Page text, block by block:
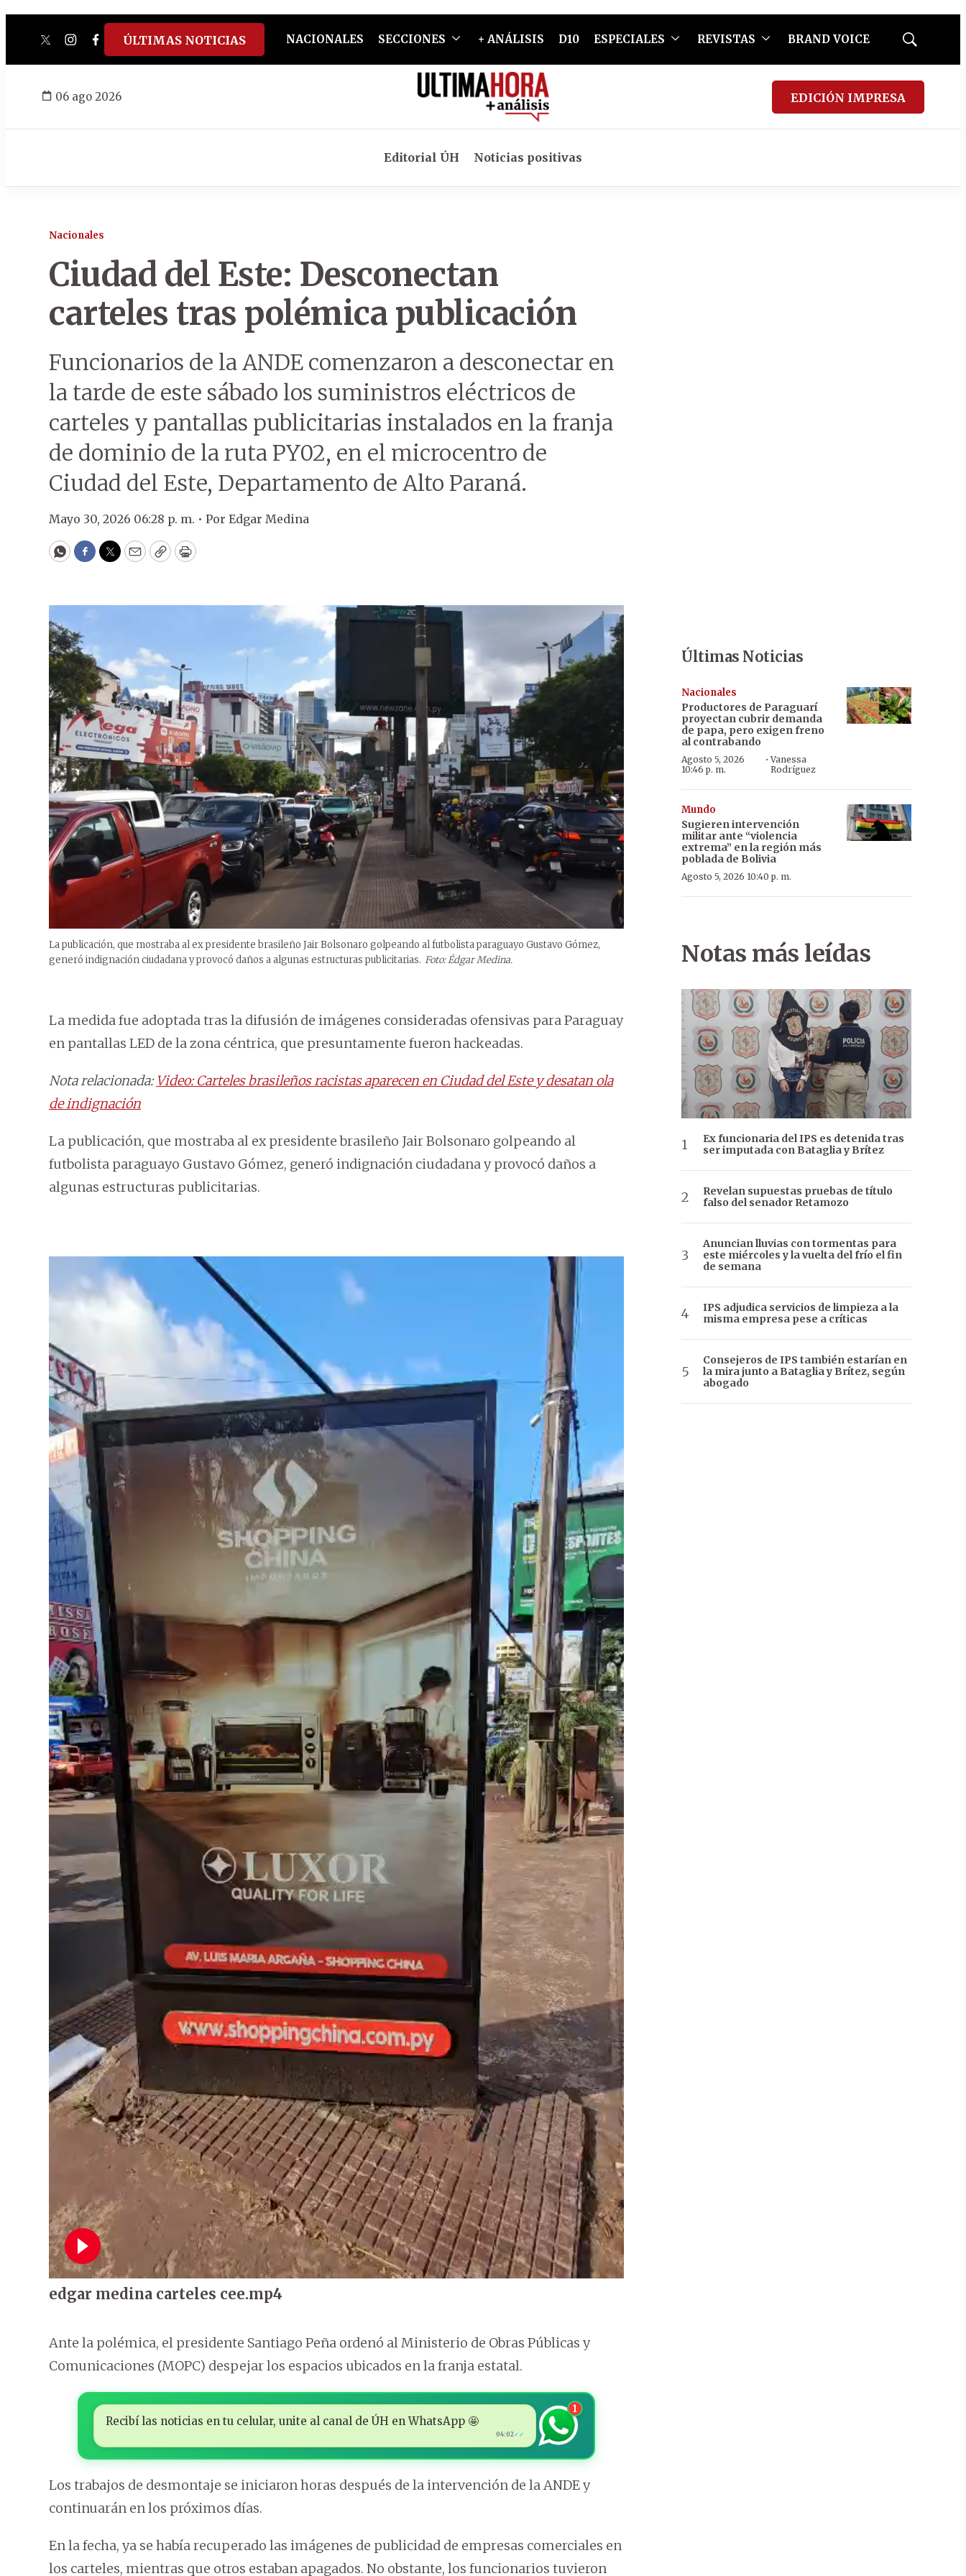
twitterinstagram
facebook
tiktokyoutube
spotify
ÚLTIMAS NOTICIAS NACIONALES SECCIONES + ANÁLISIS D10 ESPECIALES REVISTAS BRAND VOICE
Mostrar
06 ago 2026 EDICIÓN IMPRESA
Editorial ÚH Noticias positivas
Nacionales
Ciudad del Este: Desconectan
carteles tras polémica publicación
Funcionarios de la ANDE comenzaron a desconectar en
la tarde de este sábado los suministros eléctricos de
carteles y pantallas publicitarias instalados en la franja
de dominio de la ruta PY02, en el microcentro de
Ciudad del Este, Departamento de Alto Paraná.
Mayo 30, 2026 06:28 p. m. • Por Edgar Medina
WhatsApp
Facebook
Twitter
EmailCopyPrint
La publicación, que mostraba al ex presidente brasileño Jair Bolsonaro golpeando al futbolista paraguayo Gustavo Gómez,
generó indignación ciudadana y provocó daños a algunas estructuras publicitarias. Foto: Édgar Medina.
La medida fue adoptada tras la difusión de imágenes consideradas ofensivas para Paraguay
en pantallas LED de la zona céntrica, que presuntamente fueron hackeadas.
Nota relacionada: Video: Carteles brasileños racistas aparecen en Ciudad del Este y desatan ola
de indignación
La publicación, que mostraba al ex presidente brasileño Jair Bolsonaro golpeando al
futbolista paraguayo Gustavo Gómez, generó indignación ciudadana y provocó daños a
algunas estructuras publicitarias.
edgar medina carteles cee.mp4
Ante la polémica, el presidente Santiago Peña ordenó al Ministerio de Obras Públicas y
Comunicaciones (MOPC) despejar los espacios ubicados en la franja estatal.
Recibí las noticias en tu celular, unite al canal de ÚH en WhatsApp 🤩
04:02✓✓
1
Los trabajos de desmontaje se iniciaron horas después de la intervención de la ANDE y
continuarán en los próximos días.
En la fecha, ya se había recuperado las imágenes de publicidad de empresas comerciales en
los carteles, mientras que otros estaban apagados. No obstante, los funcionarios tuvieron
Últimas Noticias
Nacionales
Productores de Paraguarí
proyectan cubrir demanda
de papa, pero exigen freno
al contrabando
Agosto 5, 2026
10:46 p. m.
·Vanessa
Rodríguez
Mundo
Sugieren intervención
militar ante “violencia
extrema” en la región más
poblada de Bolivia
Agosto 5, 2026 10:40 p. m.
Notas más leídas
Ex funcionaria del IPS es detenida tras
ser imputada con Bataglia y Brítez
Revelan supuestas pruebas de título
falso del senador Retamozo
Anuncian lluvias con tormentas para
este miércoles y la vuelta del frío el fin
de semana
IPS adjudica servicios de limpieza a la
misma empresa pese a críticas
Consejeros de IPS también estarían en
la mira junto a Bataglia y Brítez, según
abogado